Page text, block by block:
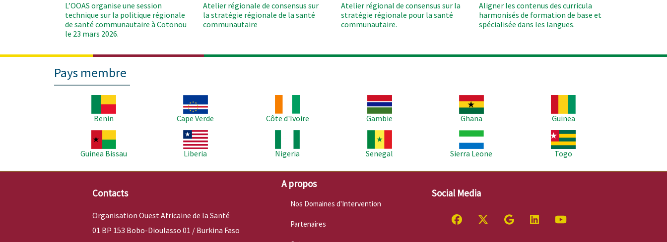
L’OOAS organise une session
technique sur la politique régionale
de santé communautaire à Cotonou
le 23 mars 2026.
Atelier régionale de consensus sur
la stratégie régionale de la santé
communautaire
Atelier régional de consensus sur la
stratégie régionale pour la santé
communautaire.
Aligner les contenus des curricula
harmonisés de formation de base et
spécialisée dans les langues.
Pays membre
Benin
Cape Verde
Côte d'Ivoire
Gambie
Ghana
Guinea
Guinea Bissau
Liberia
Nigeria
Senegal
Sierra Leone
Togo
Contacts
Organisation Ouest Africaine de la Santé
01 BP 153 Bobo-Dioulasso 01 / Burkina Faso
A propos
Nos Domaines d'Intervention
Partenaires
Social Media